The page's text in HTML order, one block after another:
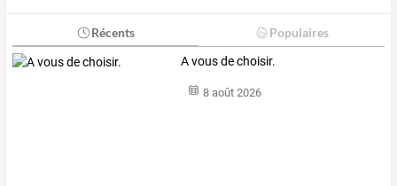
Récents Populaires
A vous de choisir.
8 août 2026